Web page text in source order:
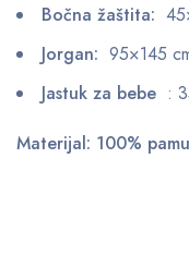
Bočna žaštita:
Jorgan: 95×145
Jastuk za bebe :
Materijal: 100%